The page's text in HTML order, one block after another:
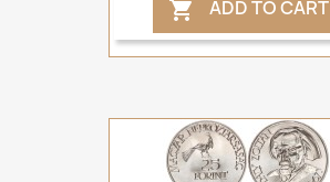
 ADD TO CART